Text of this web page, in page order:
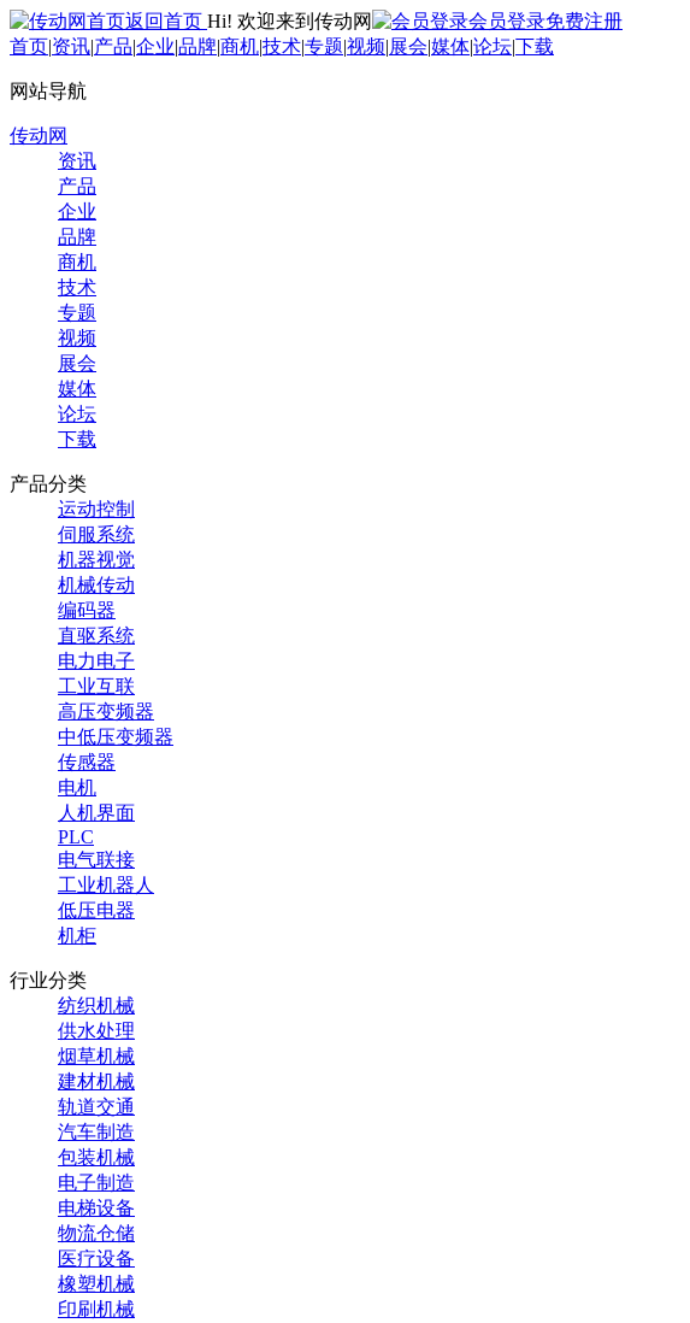
返回首页 Hi! 欢迎来到传动网 会员登录免费注册
首页|资讯|产品|企业|品牌|商机|技术|专题|视频|展会|媒体|论坛|下载
网站导航
传动网
资讯
产品
企业
品牌
商机
技术
专题
视频
展会
媒体
论坛
下载
产品分类
运动控制
伺服系统
机器视觉
机械传动
编码器
直驱系统
电力电子
工业互联
高压变频器
中低压变频器
传感器
电机
人机界面
PLC
电气联接
工业机器人
低压电器
机柜
行业分类
纺织机械
供水处理
烟草机械
建材机械
轨道交通
汽车制造
包装机械
电子制造
电梯设备
物流仓储
医疗设备
橡塑机械
印刷机械